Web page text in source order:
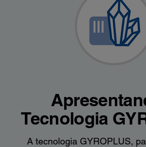
Tecnologia
A tecnologia GYROPLUS,